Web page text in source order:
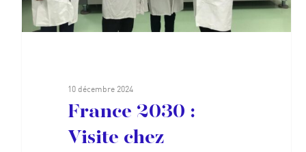
10 décembre 2024
France 2030 :
Visite chez